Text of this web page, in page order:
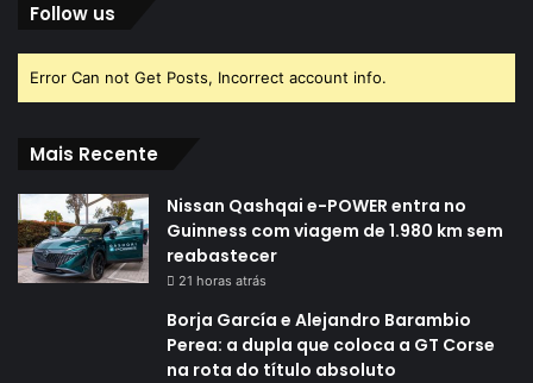
Follow us
Error Can not Get Posts, Incorrect account info.
Mais Recente
Nissan Qashqai e-POWER entra no
Guinness com viagem de 1.980 km sem
reabastecer
21 horas atrás
Borja García e Alejandro Barambio
Perea: a dupla que coloca a GT Corse
na rota do título absoluto